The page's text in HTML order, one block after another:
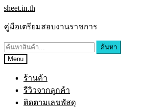
sheet.in.th
คู่มือเตรียมสอบงานราชการ
ค้นหา
Menu
ร้านค้า
รีวิวจากลูกค้า
ติดตามเลขพัสดุ